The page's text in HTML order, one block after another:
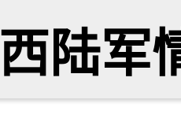
西陆军